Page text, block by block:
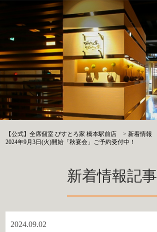
【公式】全席個室 びすとろ家 橋本駅前店 >新着情報
2024年9月3日(火)開始「秋宴会」ご予約受付中！
新着情報記事
2024.09.02